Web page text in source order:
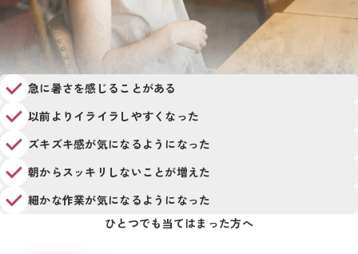
急に暑さを感じることがある
以前よりイライラしやすくなった
ズキズキ感が気になるようになった
朝からスッキリしないことが増えた
細かな作業が気になるようになった
ひとつでも当てはまった方へ